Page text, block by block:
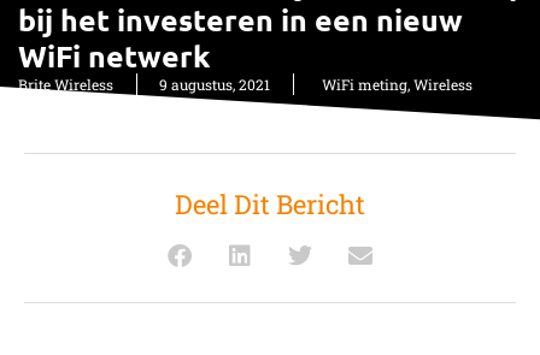
bij het investeren in een nieuw
WiFi netwerk
Brite Wireless 9 augustus, 2021 WiFi meting,Wireless
Deel Dit Bericht